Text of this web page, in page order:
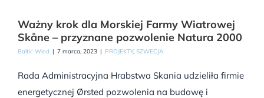
Ważny krok dla Morskiej Farmy Wiatrowej
Skåne – przyznane pozwolenie Natura 2000
Baltic Wind | 7 marca, 2023 | PROJEKTY, SZWECJA
Rada Administracyjna Hrabstwa Skania udzieliła firmie
energetycznej Ørsted pozwolenia na budowę i